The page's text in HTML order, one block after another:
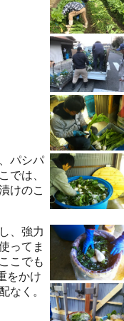
パシパ
では、
けのこ
、強力
ってま
こでも
をかけ
なく。